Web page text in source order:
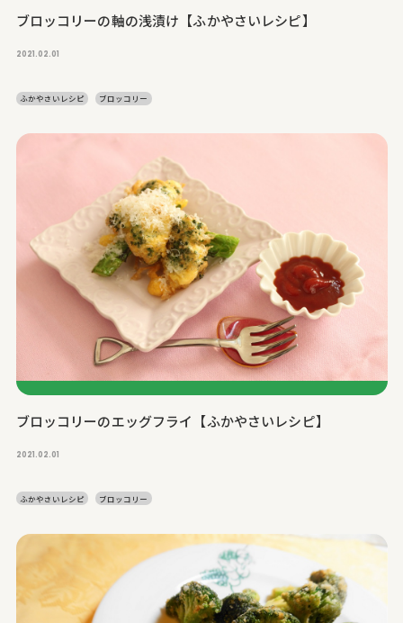
ブロッコリーの軸の浅漬け【ふかやさいレシピ】
2021.02.01
ふかやさいレシピ ブロッコリー
ブロッコリーのエッグフライ【ふかやさいレシピ】
2021.02.01
ふかやさいレシピ ブロッコリー